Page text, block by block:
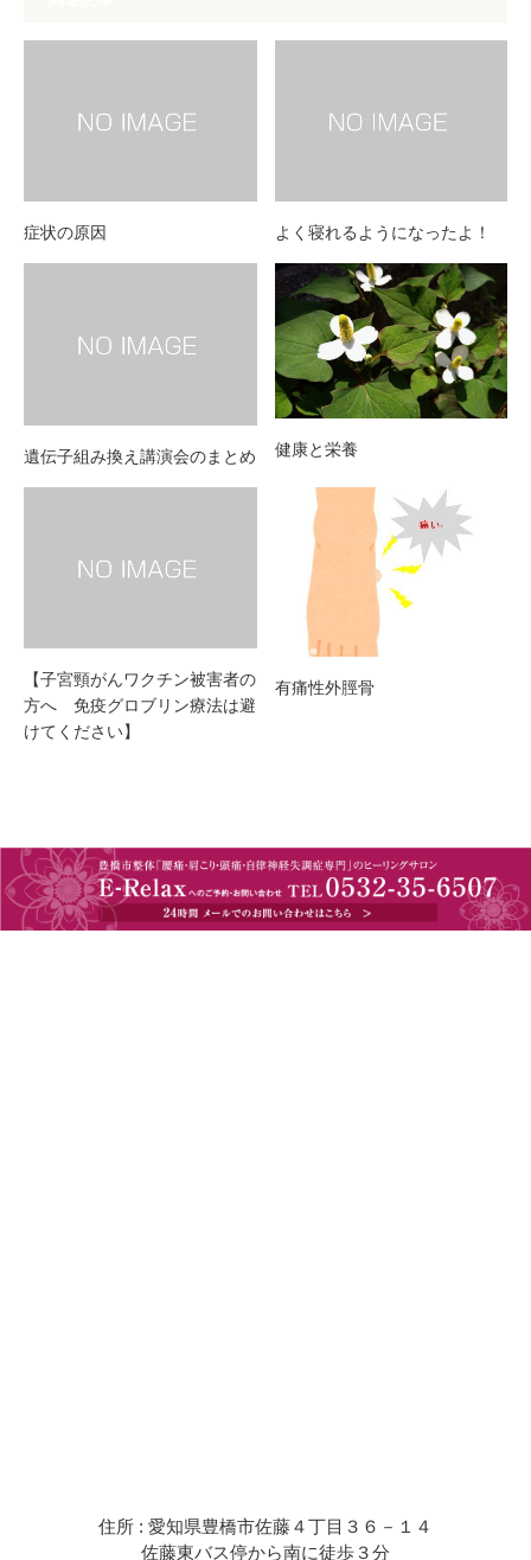
症状の原因 よく寝れるようになったよ！
遺伝子組み換え講演会のまとめ 健康と栄養
【子宮頸がんワクチン被害者の
方へ 免疫グロブリン療法は避
けてください】
有痛性外脛骨
住所 : 愛知県豊橋市佐藤４丁目３６－１４
佐藤東バス停から南に徒歩３分